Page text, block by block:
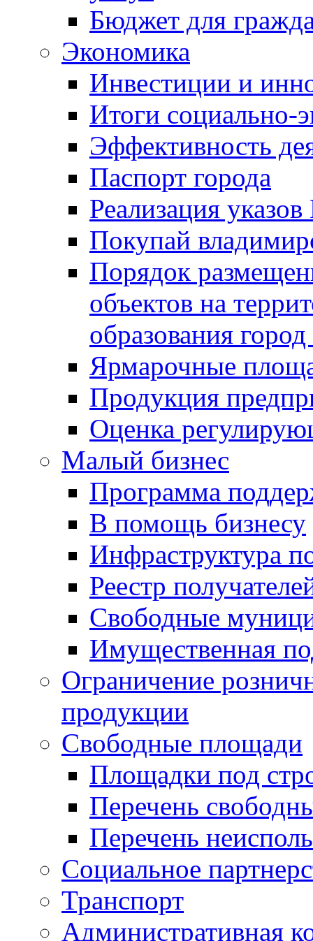
Бюджет для
Экономика
Инвестиции и
Итоги социально-
Эффективность
Паспорт города
Реализация
Покупай
Порядок
объектов на
образования
Ярмарочные
Продукция
Оценка
Малый бизнес
Программа
В помощь бизнесу
Инфраструктура
Реестр
Свободные
Имущественная
Ограничение
продукции
Свободные площади
Площадки под
Перечень
Перечень
Социальное
Транспорт
Административная